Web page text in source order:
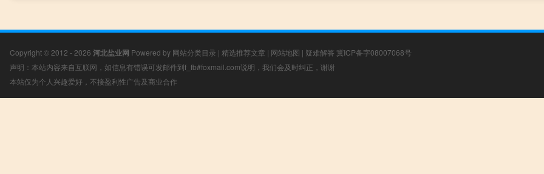
Copyright © 2012 - 2026 河北盐业网 Powered by 网站分类目录 | 精选推荐文章 | 网站地图 | 疑难解答 冀ICP备字08007068号
声明：本站内容来自互联网，如信息有错误可发邮件到f_fb#foxmail.com说明，我们会及时纠正，谢谢
本站仅为个人兴趣爱好，不接盈利性广告及商业合作